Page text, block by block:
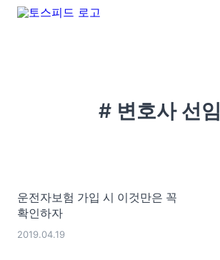
# 변호사 선임
운전자보험 가입 시 이것만은 꼭
확인하자
2019.04.19